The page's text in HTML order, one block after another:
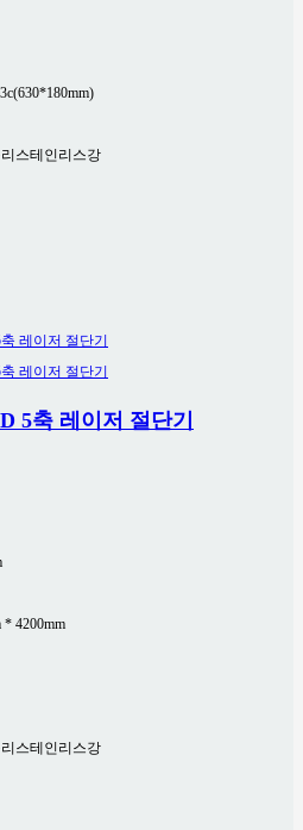
스테인리스강
5축 레이저 절단기
* 4200mm
스테인리스강